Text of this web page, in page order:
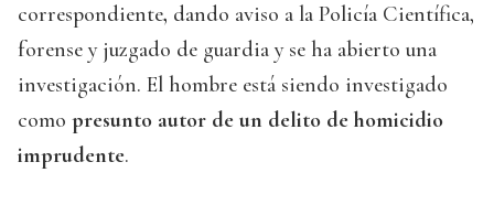
correspondiente, dando aviso a la Policía Científica,
forense y juzgado de guardia y se ha abierto una
investigación. El hombre está siendo investigado
como presunto autor de un delito de homicidio
imprudente.